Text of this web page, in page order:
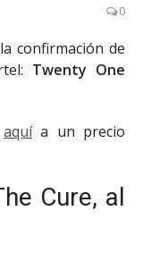
0
confirmación de
Twenty One
aquía un precio
Cure, al